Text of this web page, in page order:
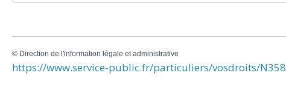
© Direction de l'information légale et administrative
https://www.service-public.fr/particuliers/vosdroits/N358